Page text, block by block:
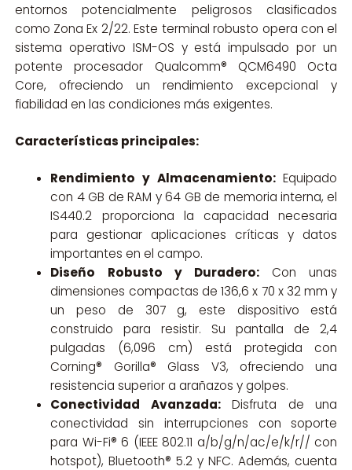
entornos potencialmente peligrosos clasificados
como Zona Ex 2/22. Este terminal robusto opera con el
sistema operativo ISM-OS y está impulsado por un
potente procesador Qualcomm® QCM6490 Octa
Core, ofreciendo un rendimiento excepcional y
fiabilidad en las condiciones más exigentes.
Características principales:
Rendimiento y Almacenamiento:Equipado
con 4 GB de RAM y 64 GB de memoria interna, el
IS440.2 proporciona la capacidad necesaria
para gestionar aplicaciones críticas y datos
importantes en el campo.
Diseño Robusto y Duradero: Con unas
dimensiones compactas de 136,6 x 70 x 32 mm y
un peso de 307 g, este dispositivo está
construido para resistir. Su pantalla de 2,4
pulgadas (6,096 cm) está protegida con
Corning® Gorilla® Glass V3, ofreciendo una
resistencia superior a arañazos y golpes.
Conectividad Avanzada:Disfruta de una
conectividad sin interrupciones con soporte
para Wi-Fi® 6 (IEEE 802.11 a/b/g/n/ac/e/k/r// con
hotspot), Bluetooth® 5.2 y NFC. Además, cuenta